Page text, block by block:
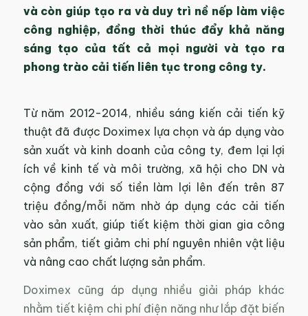
và còn giúp tạo ra và duy trì nề nếp làm việc
công nghiệp, đồng thời thúc đẩy khả năng
sáng tạo của tất cả mọi người và tạo ra
phong trào cải tiến liên tục trong công ty.
Từ năm 2012-2014, nhiều sáng kiến cải tiến kỹ
thuật đã được Doximex lựa chọn và áp dụng vào
sản xuất và kinh doanh của công ty, đem lại lợi
ích về kinh tế và môi trường, xã hội cho DN và
cộng đồng với số tiền làm lợi lên đến trên 87
triệu đồng/mỗi năm nhờ áp dụng các cải tiến
vào sản xuất, giúp tiết kiệm thời gian gia công
sản phẩm, tiết giảm chi phí nguyên nhiên vật liệu
và nâng cao chất lượng sản phẩm.
Doximex cũng áp dụng nhiều giải pháp khác
nhằm tiết kiệm chi phí điện năng như lắp đặt biến